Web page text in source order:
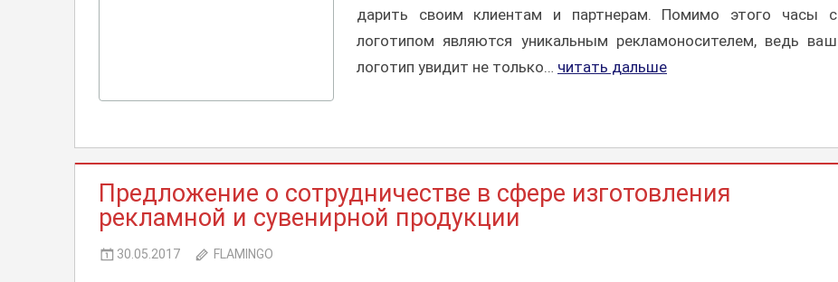
дарить своим клиентам и партнерам. Помимо этого часы с
логотипом являются уникальным рекламоносителем, ведь ваш
логотип увидит не только… читать дальше
КОММЕРЧЕСКИЕ
ПРЕДЛОЖЕНИЯ,
СОТРУДНИЧЕСТВО
Предложение о сотрудничестве в сфере изготовления
рекламной и сувенирной продукции
30.05.2017 FLAMINGO